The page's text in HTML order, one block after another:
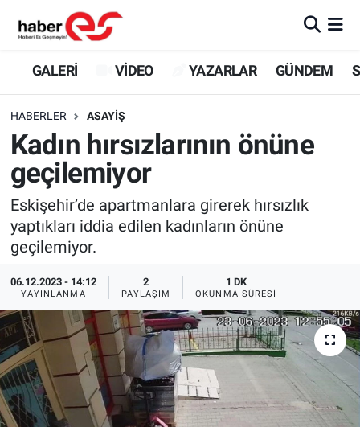
GALERİ VİDEO YAZARLAR GÜNDEM
HABERLER ASAYİŞ
Kadın hırsızlarının önüne
geçilemiyor
Eskişehir’de apartmanlara girerek hırsızlık
yaptıkları iddia edilen kadınların önüne
geçilemiyor.
06.12.2023 - 14:12
YAYINLANMA
2
PAYLAŞIM
1 DK
OKUNMA SÜRESI
GALERİ
YAZARLAR
GÜNDEM
SİYASET
EKONOMİ
SPOR
ASAYİŞ
Eskişehir Nöbetçi Eczaneler
Eskişehir Trafik Yoğunluk Haritası
Süper Lig Puan Durumu ve Fikstür
Tüm Manşetler
Haber Arşivi